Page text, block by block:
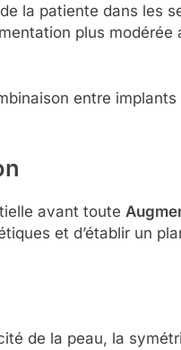
la patiente dans les
plus modérée
entre
avant toute
et d’établir un
de la peau, la